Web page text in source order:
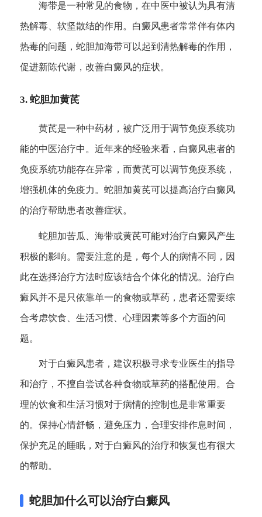
海带是一种常见的食物，在中医中被认为具有清
热解毒、软坚散结的作用。白癜风患者常常伴有体内
热毒的问题，蛇胆加海带可以起到清热解毒的作用，
促进新陈代谢，改善白癜风的症状。
3. 蛇胆加黄芪
黄芪是一种中药材，被广泛用于调节免疫系统功
能的中医治疗中。近年来的经验来看，白癜风患者的
免疫系统功能存在异常，而黄芪可以调节免疫系统，
增强机体的免疫力。蛇胆加黄芪可以提高治疗白癜风
的治疗帮助患者改善症状。
蛇胆加苦瓜、海带或黄芪可能对治疗白癜风产生
积极的影响。需要注意的是，每个人的病情不同，因
此在选择治疗方法时应该结合个体化的情况。治疗白
癜风并不是只依靠单一的食物或草药，患者还需要综
合考虑饮食、生活习惯、心理因素等多个方面的问
题。
对于白癜风患者，建议积极寻求专业医生的指导
和治疗，不擅自尝试各种食物或草药的搭配使用。合
理的饮食和生活习惯对于病情的控制也是非常重要
的。保持心情舒畅，避免压力，合理安排作息时间，
保护充足的睡眠，对于白癜风的治疗和恢复也有很大
的帮助。
蛇胆加什么可以治疗白癜风